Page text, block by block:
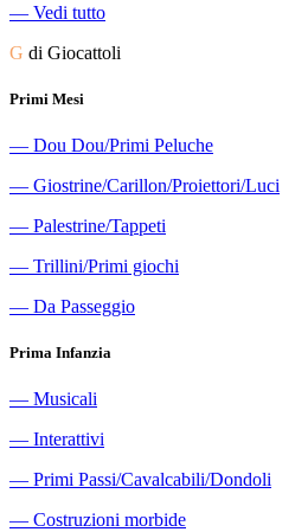
― Vedi tutto
G di Giocattoli
Primi Mesi
― Dou Dou/Primi Peluche
― Giostrine/Carillon/Proiettori/Luci
― Palestrine/Tappeti
― Trillini/Primi giochi
― Da Passeggio
Prima Infanzia
― Musicali
― Interattivi
― Primi Passi/Cavalcabili/Dondoli
― Costruzioni morbide